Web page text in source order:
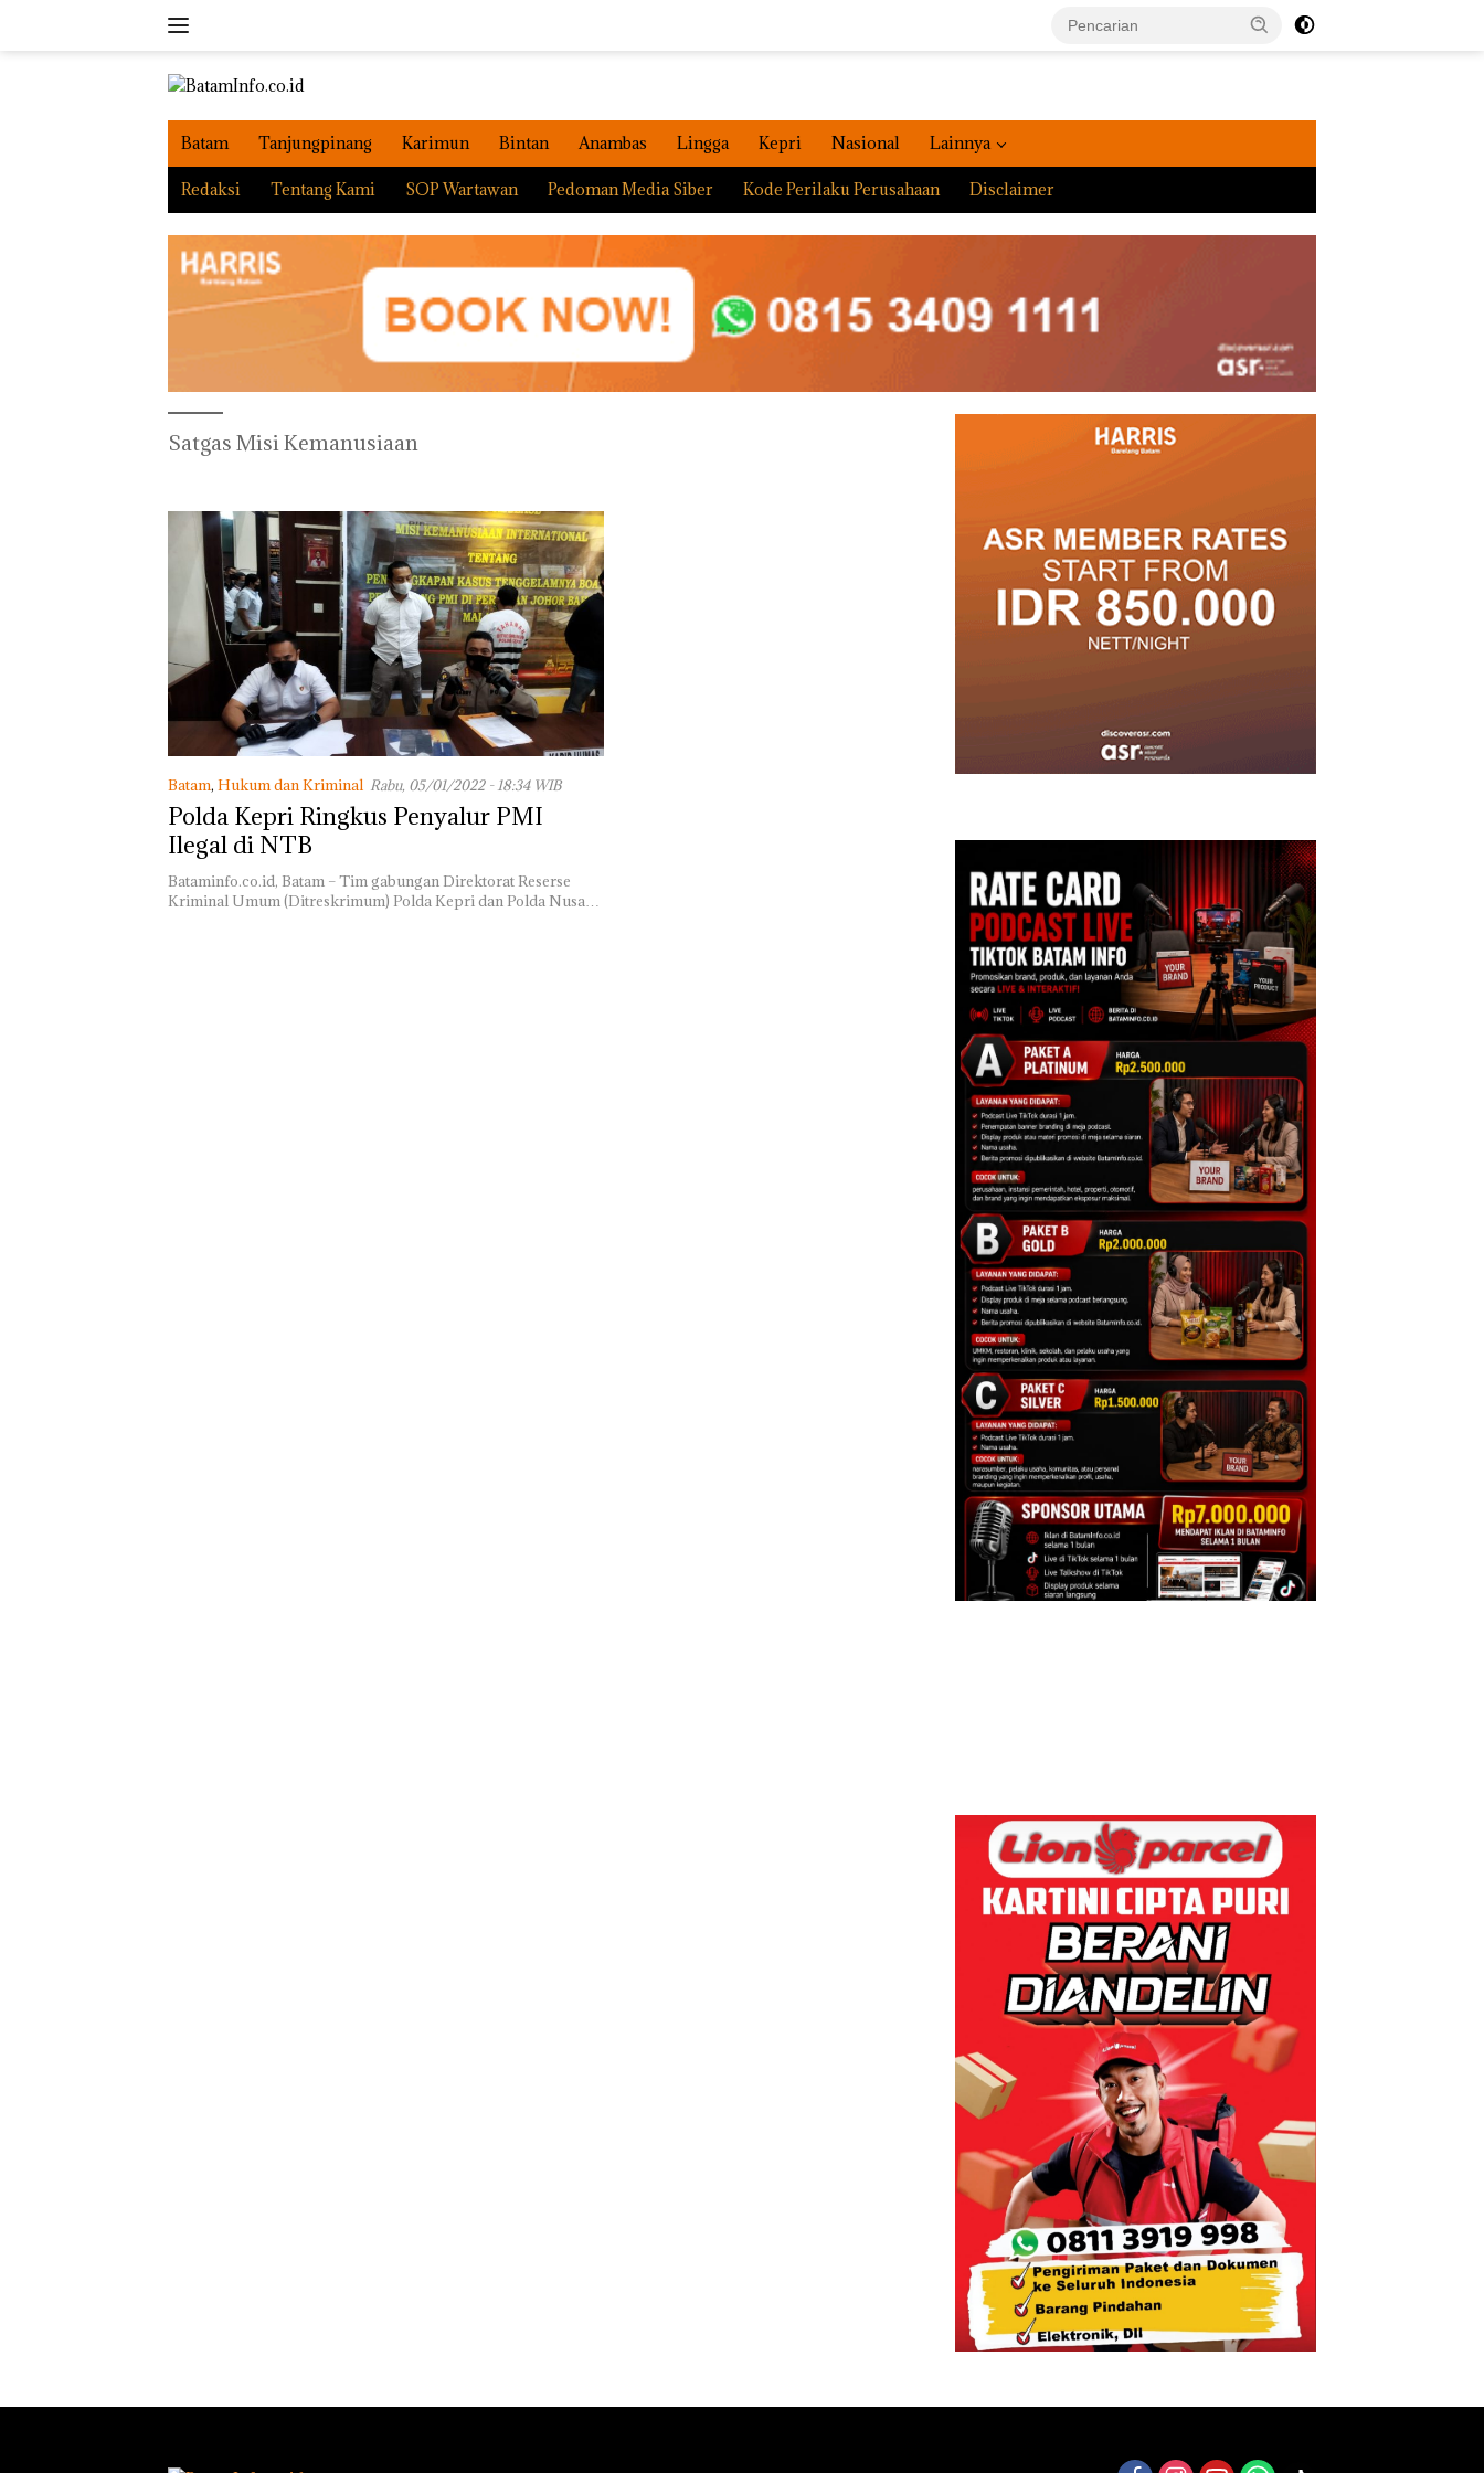
Batam Tanjungpinang Karimun Bintan Anambas Lingga Kepri Nasional Lainnya
Redaksi Tentang Kami SOP Wartawan Pedoman Media Siber Kode Perilaku Perusahaan Disclaimer
Satgas Misi Kemanusiaan
Batam, Hukum dan Kriminal Rabu, 05/01/2022 - 18:34 WIB
Polda Kepri Ringkus Penyalur PMI
Ilegal di NTB
Bataminfo.co.id, Batam – Tim gabungan Direktorat Reserse
Kriminal Umum (Ditreskrimum) Polda Kepri dan Polda Nusa…